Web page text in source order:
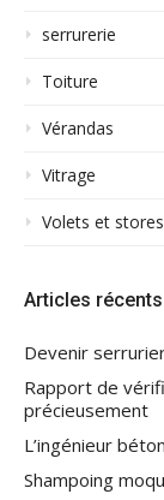
serrurerie
Toiture
Vérandas
Vitrage
Volets et stores
Articles récents
Devenir
Rapport de
précieusement
L’ingénieur
Shampoing